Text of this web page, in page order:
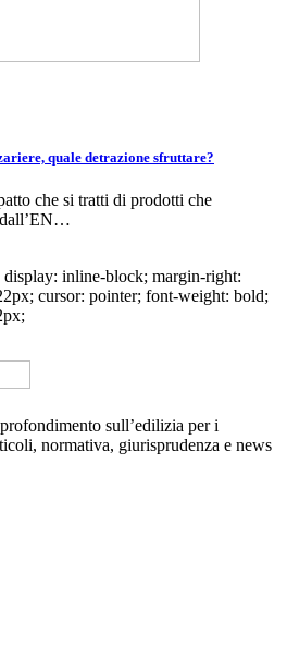
quale detrazione sfruttare?
che si tratti di prodotti che
dall’EN…
inline-block; margin-right:
cursor: pointer; font-weight: bold;
sull’edilizia per i
normativa, giurisprudenza e news